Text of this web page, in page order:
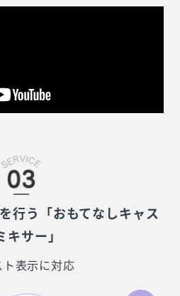
行う「おもてなしキャス
キサー」
表示に対応